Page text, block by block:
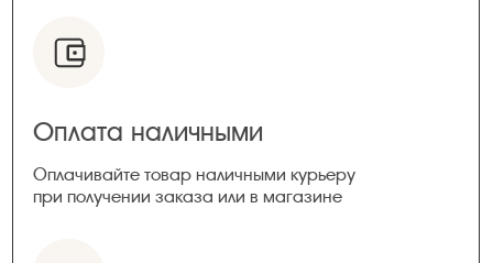
Оплата наличными
Оплачивайте товар наличными курьеру
при получении заказа или в магазине